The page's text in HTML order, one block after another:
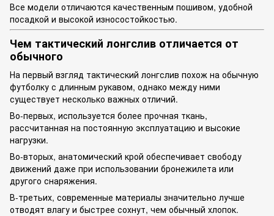
Все модели отличаются качественным пошивом, удобной
посадкой и высокой износостойкостью.
Чем тактический лонгслив отличается от
обычного
На первый взгляд тактический лонгслив похож на обычную
футболку с длинным рукавом, однако между ними
существует несколько важных отличий.
Во-первых, используется более прочная ткань,
рассчитанная на постоянную эксплуатацию и высокие
нагрузки.
Во-вторых, анатомический крой обеспечивает свободу
движений даже при использовании бронежилета или
другого снаряжения.
В-третьих, современные материалы значительно лучше
отводят влагу и быстрее сохнут, чем обычный хлопок.